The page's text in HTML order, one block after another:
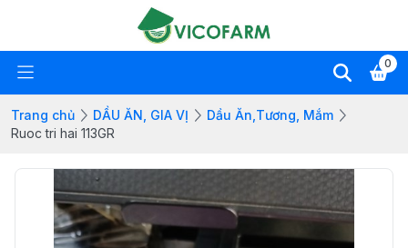
0
Trang chủ DẦU ĂN, GIA VỊ
Dầu Ăn,Tương, Mắm
Ruoc tri hai 113GR